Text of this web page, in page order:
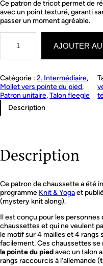
Ce patron de tricot permet de
avec un point texturé, garanti
passer un moment agréable.
n
i
t
é
e
Y
a
Y
o
g
s
o
c
k
s
AJOUTER
Catégorie : 2. Intermédiaire
Mollet vers pointe du pied
Patron unitaire, Talon fleegle
Description
Description
Ce patron de chaussette a été
programme Knit & Yogaet
(mystery knit along).
Il est conçu pour les
chaussettes et qui ne veulent
le motif sur 4 mailles et 4 rangs
facilement. Ces chaussettes se
la pointe du piedavec un talon
rangs raccourcis à l’allemande (